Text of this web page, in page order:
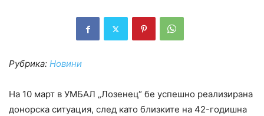
Рубрика: Новини
На 10 март в УМБАЛ „Лозенец“ бе успешно реализирана
донорска ситуация, след като близките на 42-годишна